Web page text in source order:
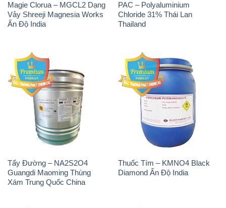
Magie Clorua – MGCL2 Dạng
Vảy Shreeji Magnesia Works
Ấn Độ India
PAC – Polyaluminium
Chloride 31% Thái Lan
Thailand
Tẩy Đường – NA2S2O4
Guangdi Maoming Thùng
Xám Trung Quốc China
Thuốc Tím – KMNO4 Black
Diamond Ấn Độ India